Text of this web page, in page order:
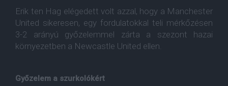
Erik ten Hag elégedett volt azzal, hogy a Manchester
United sikeresen, egy fordulatokkal teli mérkőzésen
3-2 arányú győzelemmel zárta a szezont hazai
környezetben a Newcastle United ellen.
Győzelem a szurkolókért